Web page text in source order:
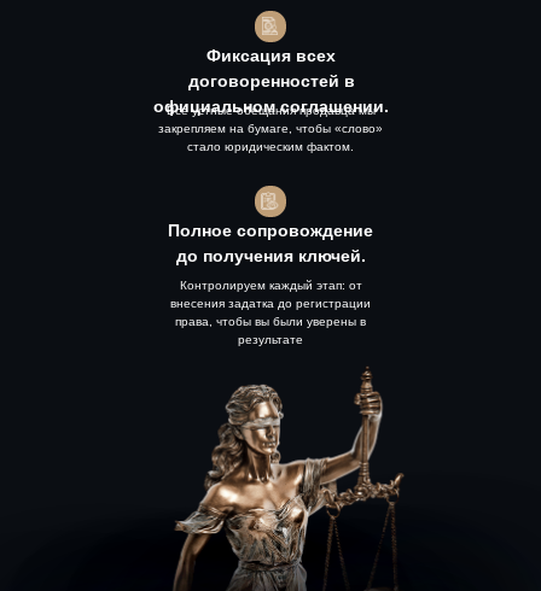
Фиксация всех
договоренностей в
официальном соглашении.
Все устные обещания продавца мы
закрепляем на бумаге, чтобы «слово»
стало юридическим фактом.
Полное сопровождение
до получения ключей.
Контролируем каждый этап: от
внесения задатка до регистрации
права, чтобы вы были уверены в
результате
Какую задачурешаем?
Агентство недвижимости